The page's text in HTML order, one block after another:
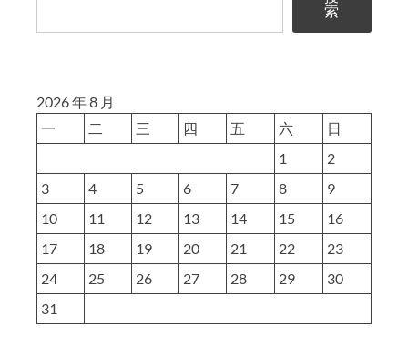
路
际
径
带’/’的
区
别
详
索
2026 年 8 月
一
二 三 四 五 六
日
1
2
3
4 5 6 7 8
9
10
11 12 13 14 15
16
17
18 19 20 21 22
23
24
25 26 27 28 29
30
31